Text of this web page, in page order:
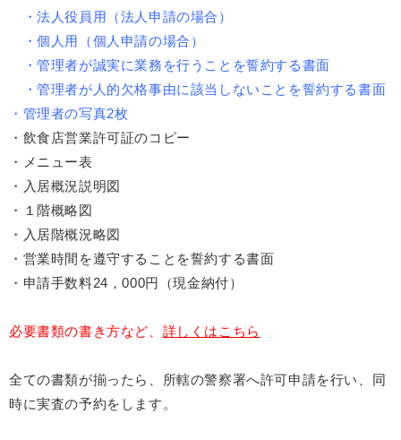
・法人役員用（法人申請の場合）
・個人用（個人申請の場合）
・管理者が誠実に業務を行うことを誓約する書面
・管理者が人的欠格事由に該当しないことを誓約する書面
・管理者の写真2枚
・飲食店営業許可証のコピー
・メニュー表
・入居概況説明図
・１階概略図
・入居階概況略図
・営業時間を遵守することを誓約する書面
・申請手数料24，000円（現金納付）
必要書類の書き方など、 詳しくはこちら
全ての書類が揃ったら、所轄の警察署へ許可申請を行い、同
時に実査の予約をします。